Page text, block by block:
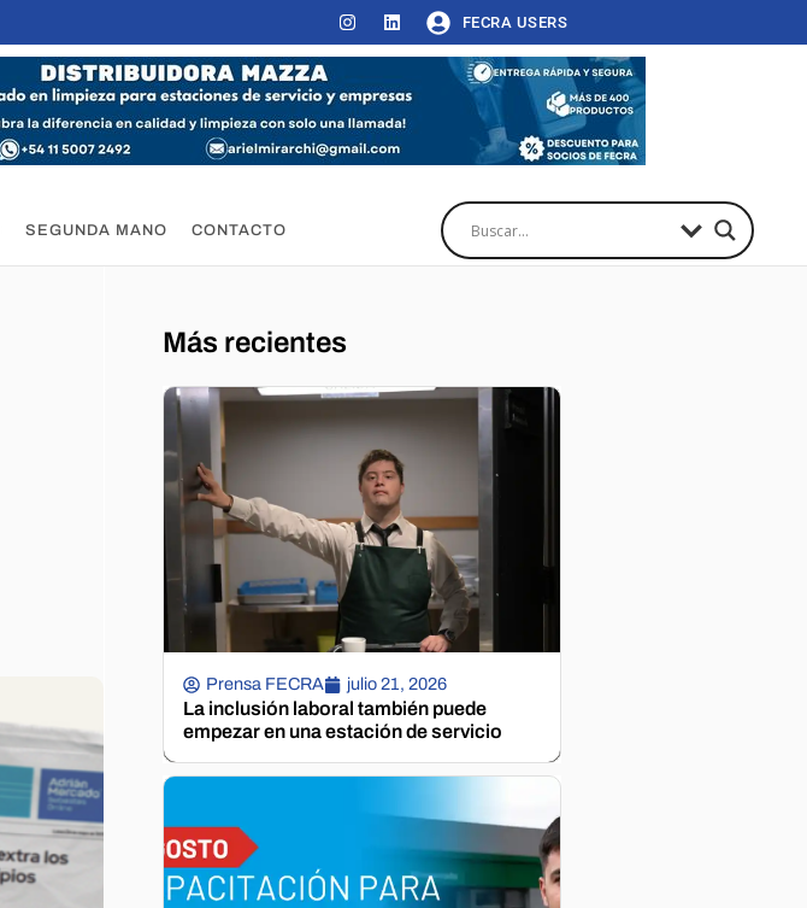
FECRA USERS
SEGUNDA MANO CONTACTO
Más recientes
Prensa FECRA julio 21, 2026
La inclusión laboral también puede
empezar en una estación de servicio